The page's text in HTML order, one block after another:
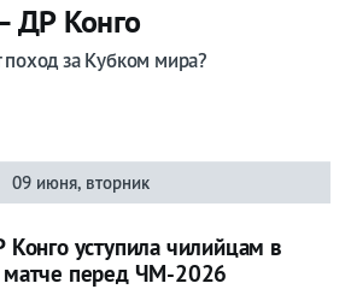
ДР Конго
поход за Кубком мира?
09 июня, вторник
уступила чилийцам в
матче перед ЧМ-2026